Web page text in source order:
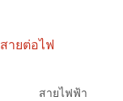
สายต่อไฟ
สายไฟฟ้า